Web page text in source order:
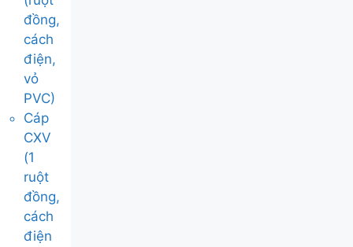
đồng,
cách
điện,
vỏ
PVC)
Cáp
CXV
(1
ruột
đồng,
cách
điện